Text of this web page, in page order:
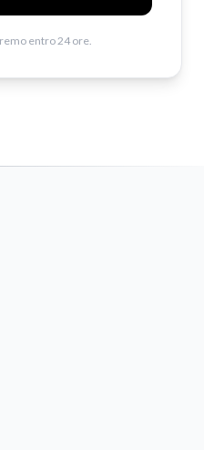
entro 24 ore.